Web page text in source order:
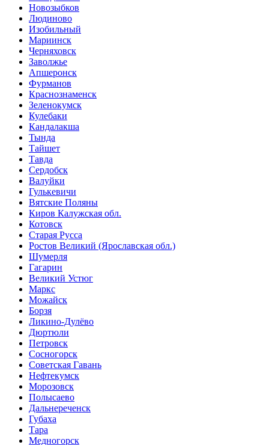
Новозыбков
Людиново
Изобильный
Мариинск
Черняховск
Заволжье
Апшеронск
Фурманов
Краснознаменск
Зеленокумск
Кулебаки
Кандалакша
Тында
Тайшет
Тавда
Сердобск
Валуйки
Гулькевичи
Вятские Поляны
Киров Калужская обл.
Котовск
Старая Русса
Ростов Великий (Ярославская обл.)
Шумерля
Гагарин
Великий Устюг
Маркс
Можайск
Борзя
Ликино-Дулёво
Дюртюли
Петровск
Сосногорск
Советская Гавань
Нефтекумск
Морозовск
Полысаево
Дальнереченск
Губаха
Тара
Медногорск